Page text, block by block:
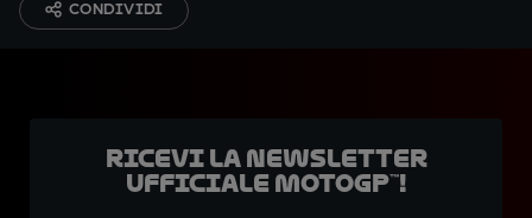
CONDIVIDI
Ricevi la newsletter
ufficiale MotoGP™!